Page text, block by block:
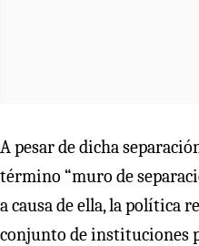
A pesar de dicha
término “muro de
a causa de ella, la política
conjunto de instituciones